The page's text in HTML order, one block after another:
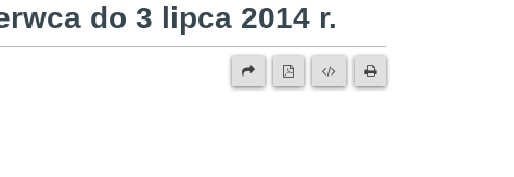
do 3 lipca 2014 r.